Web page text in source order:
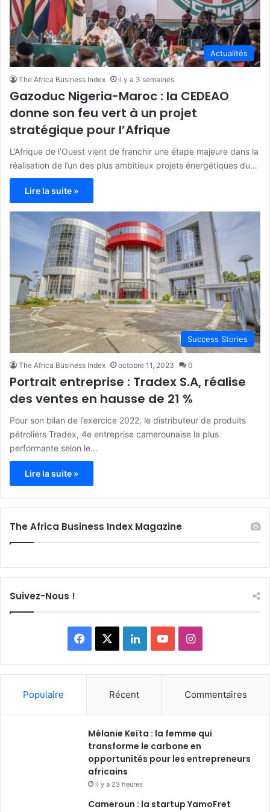
Actualités
The Africa Business Index il y a 3 semaines
Gazoduc Nigeria-Maroc : la CEDEAO
donne son feu vert à un projet
stratégique pour l’Afrique
L’Afrique de l’Ouest vient de franchir une étape majeure dans la
réalisation de l’un des plus ambitieux projets énergétiques du…
Lire la suite »
Success Stories
The Africa Business Index octobre 11, 2023 0
Portrait entreprise : Tradex S.A, réalise
des ventes en hausse de 21 %
Pour son bilan de l’exercice 2022, le distributeur de produits
pétroliers Tradex, 4e entreprise camerounaise la plus
performante selon le…
Lire la suite »
The Africa Business Index Magazine
Suivez-Nous !
a
b
o
o
k
L
i
e
d
i
n
o
u
b
I
n
a
g
a
Populaire Récent Commentaires
Mélanie Keïta : la femme qui
transforme le carbone en
opportunités pour les entrepreneurs
africains
il y a 23 heures
Cameroun : la startup YamoFret